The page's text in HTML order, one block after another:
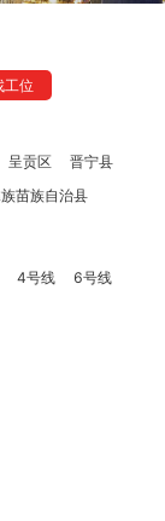
工位
呈贡区
晋宁县
苗族自治县
4号线 6号线